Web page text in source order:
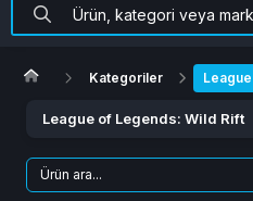
Kategoriler
League of Legends: Wild Rift